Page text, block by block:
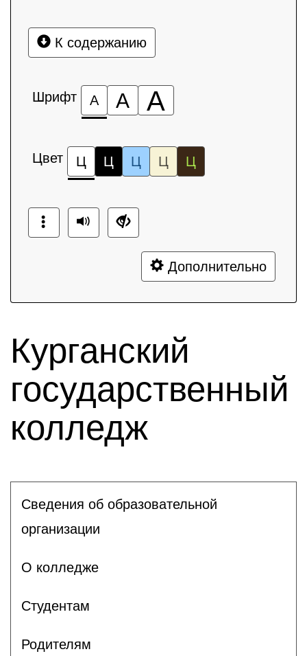
К содержанию
Шрифт А А А
Цвет Ц Ц Ц Ц Ц
Дополнительно
Курганский
государственный
колледж
Сведения об образовательной
организации
О колледже
Студентам
Родителям